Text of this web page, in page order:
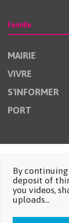
Famille
MAIRIE
VIVRE
S'INFORMER
PORT
By
deposit of
you videos,
uploads...